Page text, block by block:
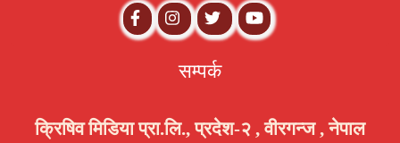
सम्पर्क
क्रिषिव मिडिया प्रा.लि., प्रदेश-२ , वीरगन्ज , नेपाल